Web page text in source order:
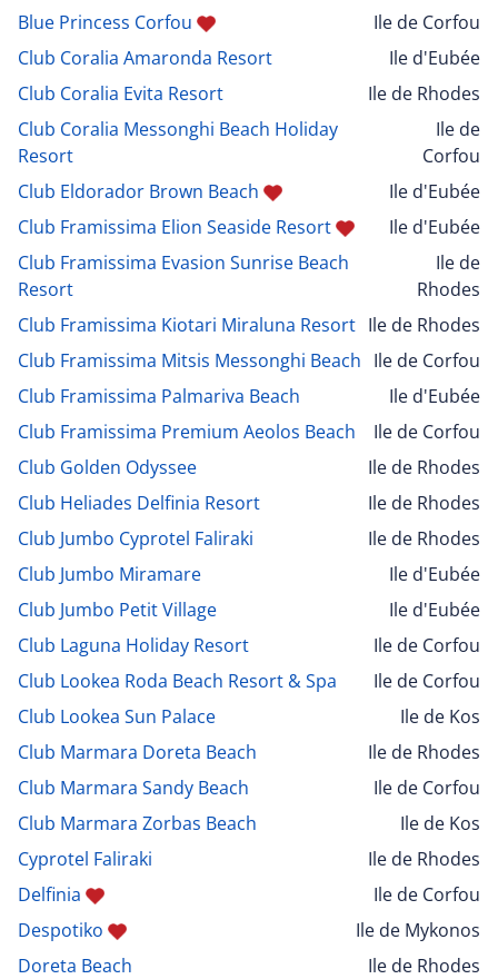
Blue Princess Corfou
Ile de Corfou
Club Coralia Amaronda Resort
Ile d'Eubée
Club Coralia Evita Resort
Ile de Rhodes
Club Coralia Messonghi Beach Holiday
Resort
Ile de
Corfou
Club Eldorador Brown Beach
Ile d'Eubée
Club Framissima Elion Seaside Resort
Ile d'Eubée
Club Framissima Evasion Sunrise Beach
Resort
Ile de
Rhodes
Club Framissima Kiotari Miraluna Resort Ile de Rhodes
Club Framissima Mitsis Messonghi Beach Ile de Corfou
Club Framissima Palmariva Beach
Ile d'Eubée
Club Framissima Premium Aeolos Beach
Ile de Corfou
Club Golden Odyssee
Ile de Rhodes
Club Heliades Delfinia Resort
Ile de Rhodes
Club Jumbo Cyprotel Faliraki
Ile de Rhodes
Club Jumbo Miramare
Ile d'Eubée
Club Jumbo Petit Village
Ile d'Eubée
Club Laguna Holiday Resort
Ile de Corfou
Club Lookea Roda Beach Resort & Spa
Ile de Corfou
Club Lookea Sun Palace
Ile de Kos
Club Marmara Doreta Beach
Ile de Rhodes
Club Marmara Sandy Beach
Ile de Corfou
Club Marmara Zorbas Beach
Ile de Kos
Cyprotel Faliraki
Ile de Rhodes
Delfinia
Ile de Corfou
Despotiko
Ile de Mykonos
Doreta Beach
Ile de Rhodes